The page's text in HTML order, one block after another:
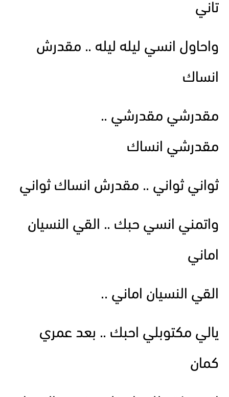
تاني
واحاول انسي ليله ليله .. مقدرش
انساك
مقدرشي مقدرشي ..
مقدرشي انساك
ثواني ثواني .. مقدرش انساك ثواني
واتمني انسي حبك .. القي النسيان
اماني
القي النسيان اماني ..
يالي مكتوبلي احبك .. بعد عمري
كمان